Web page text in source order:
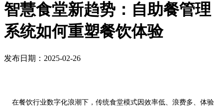
智慧食堂新趋势：自助餐管理
系统如何重塑餐饮体验
发布日期：2025-02-26
在餐饮行业数字化浪潮下，传统食堂模式因效率低、浪费多、体验